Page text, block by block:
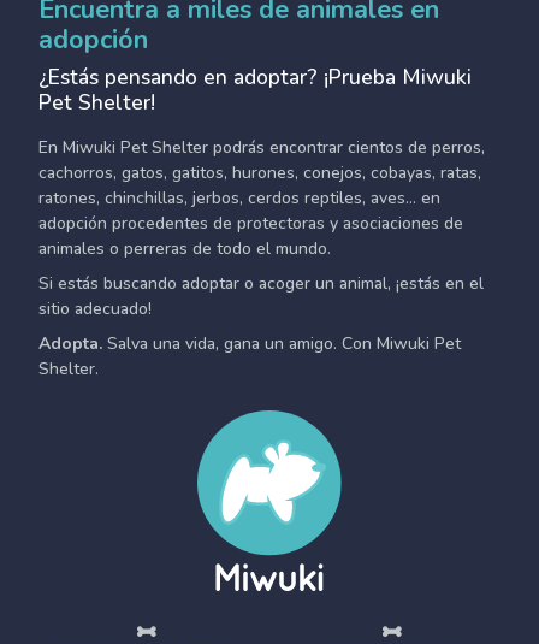
Encuentra a miles de animales en
adopción
¿Estás pensando en adoptar? ¡Prueba Miwuki
Pet Shelter!
En Miwuki Pet Shelter podrás encontrar cientos de perros,
cachorros, gatos, gatitos, hurones, conejos, cobayas, ratas,
ratones, chinchillas, jerbos, cerdos reptiles, aves... en
adopción procedentes de protectoras y asociaciones de
animales o perreras de todo el mundo.
Si estás buscando adoptar o acoger un animal, ¡estás en el
sitio adecuado!
Adopta. Salva una vida, gana un amigo. Con Miwuki Pet
Shelter.